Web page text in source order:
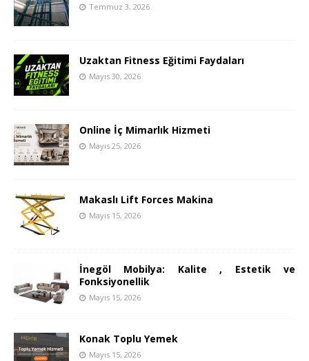
Temmuz 3, 2026
Uzaktan Fitness Eğitimi Faydaları
Mayıs 30, 2026
Online İç Mimarlık Hizmeti
Mayıs 25, 2026
Makaslı Lift Forces Makina
Mayıs 15, 2026
İnegöl Mobilya: Kalite , Estetik ve
Fonksiyonellik
Mayıs 15, 2026
Konak Toplu Yemek
Mayıs 15, 2026